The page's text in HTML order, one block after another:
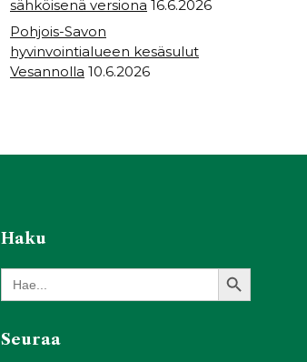
sähköisenä versiona 16.6.2026
Pohjois-Savon
hyvinvointialueen kesäsulut
Vesannolla 10.6.2026
Haku
Search
for:
Search Button
Seuraa